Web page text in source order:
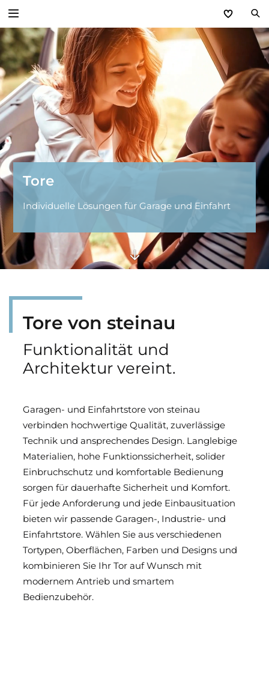
Zurück
Tore
Einfahrtstore
Garagentore
Tore
Individuelle Lösungen für Garage und Einfahrt
Tore von steinau
Funktionalität und
Architektur vereint.
Garagen- und Einfahrtstore von steinau
verbinden hochwertige Qualität, zuverlässige
Technik und ansprechendes Design. Langlebige
Materialien, hohe Funktionssicherheit, solider
Einbruchschutz und komfortable Bedienung
sorgen für dauerhafte Sicherheit und Komfort.
Für jede Anforderung und jede Einbausituation
bieten wir passende Garagen-, Industrie- und
Einfahrtstore. Wählen Sie aus verschiedenen
Tortypen, Oberflächen, Farben und Designs und
kombinieren Sie Ihr Tor auf Wunsch mit
modernem Antrieb und smartem
Bedienzubehör.